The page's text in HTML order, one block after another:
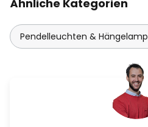
Ähnliche Kategorien
Pendelleuchten &